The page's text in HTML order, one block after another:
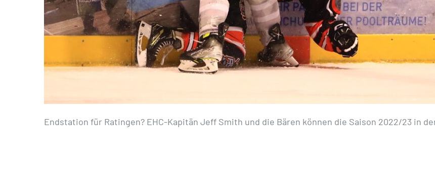
Endstation für Ratingen? EHC-Kapitän Jeff Smith und die Bären können die Saison 2022/23 in